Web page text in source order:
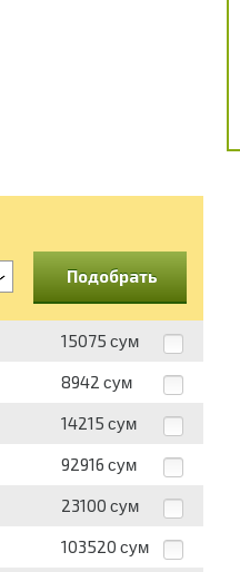
Подобрать
15075 сум
8942 сум
14215 сум
92916 сум
23100 сум
103520 сум